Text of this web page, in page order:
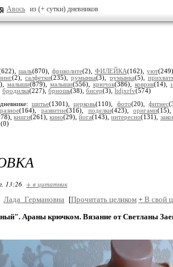
Авось из (+ сутки) дневников
шаль(870), фриволите(2), ФИЛЕЙКА(162), уют
(2), салфетки(235),румынка(3), румынка(5),
малыши(879), малыши(556), крючок(386), коврик(14),
бродилка(227), бриошь(38), бисер(3), ltdjxrfv(574)
шитье(1301),церковь(110), фото(20), фитнес
разное(164), развитие(316), поделки(423),оригами(15),
книги(261),кино(29),йога(143),интересно(131),
(0)
13:26 + в цитатник
Лада_Германовна [Прочитать целиком + В свой
Араны крючком. Вязание от Светланы